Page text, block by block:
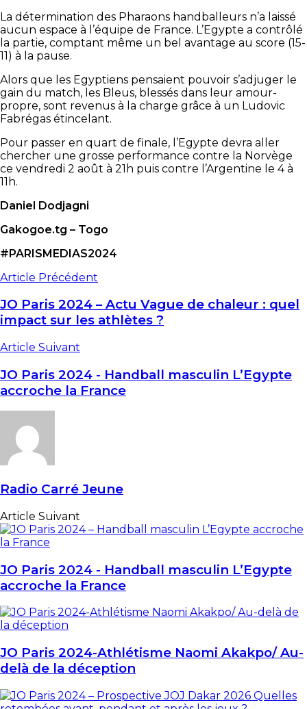
La détermination des Pharaons handballeurs n’a laissé
aucun espace à l’équipe de France. L’Egypte a contrôlé
la partie, comptant même un bel avantage au score (15-
11) à la pause.
Alors que les Egyptiens pensaient pouvoir s’adjuger le
gain du match, les Bleus, blessés dans leur amour-
propre, sont revenus à la charge grâce à un Ludovic
Fabrégas étincelant.
Pour passer en quart de finale, l’Egypte devra aller
chercher une grosse performance contre la Norvège
ce vendredi 2 août à 21h puis contre l’Argentine le 4 à
11h.
Daniel Dodjagni
Gakogoe.tg – Togo
#PARISMEDIAS2024
Article Précédent
JO Paris 2024 – Actu Vague de chaleur : quel
impact sur les athlètes ?
Article Suivant
JO Paris 2024 - Handball masculin L’Egypte
accroche la France
Radio Carré Jeune
Article Suivant
JO Paris 2024 - Handball masculin L’Egypte
accroche la France
JO Paris 2024-Athlétisme Naomi Akakpo/ Au-
delà de la déception